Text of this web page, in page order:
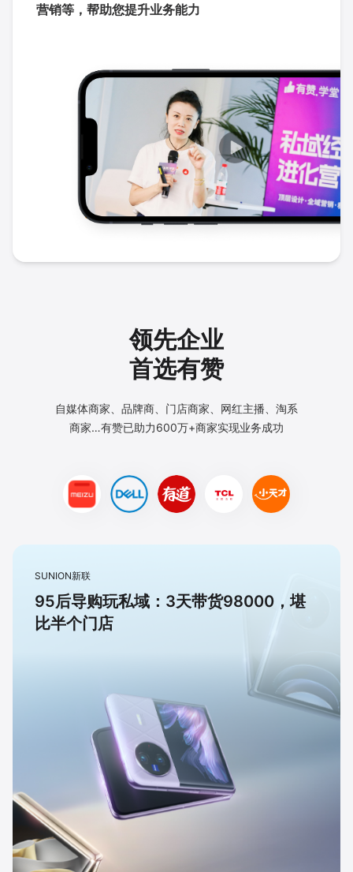
营销等，帮助您提升业务能力
领先企业
首选有赞
自媒体商家、品牌商、门店商家、网红主播、淘系
商家…有赞已助力600万+商家实现业务成功
SUNION新联
95后导购玩私域：3天带货98000，堪
比半个门店